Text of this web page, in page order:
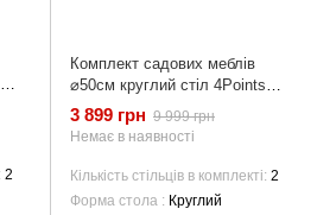
2
Комплект садових меблів
⌀50см круглий стіл 4Points
Capri-2, Cірий
3 899 грн 9 999 грн
Немає в наявності
Кількість стільців в комплекті 2
Форма стола
Круглий